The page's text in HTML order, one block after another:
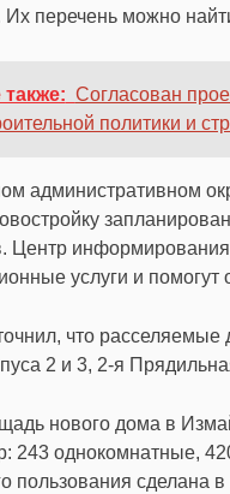
Их перечень можно
также: Согласован
политики и
административном
Центр
услуги и
что
2 и 3, 2-я
нового дома в
243 однокомнатные,
пользования сделана